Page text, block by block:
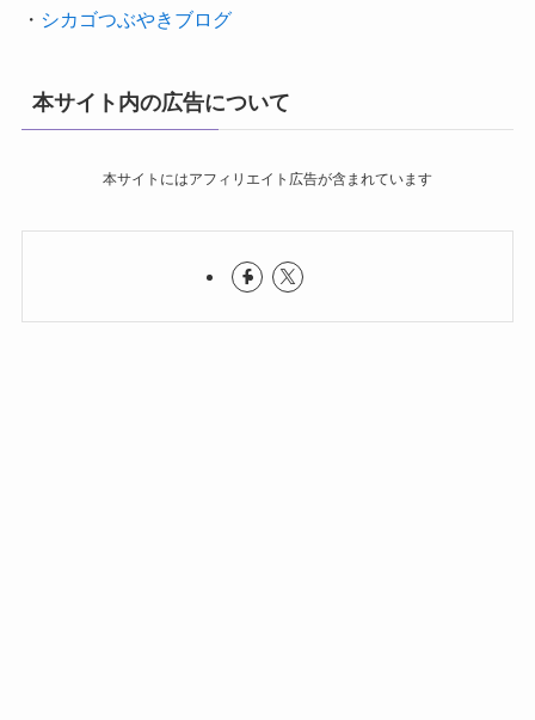
・ シカゴつぶやきブログ
本サイト内の広告について
本サイトにはアフィリエイト広告が含まれています